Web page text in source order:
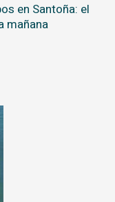
en Santoña: el
mañana